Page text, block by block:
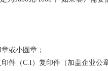
或小圆章；
件（C.I）复印件（加盖企业公